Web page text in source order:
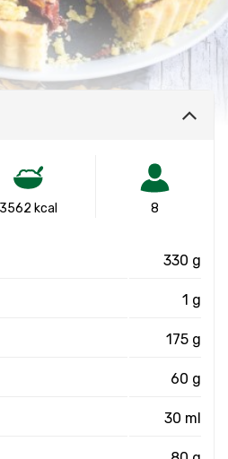
3562 kcal 8
330 g
1 g
175 g
60 g
30 ml